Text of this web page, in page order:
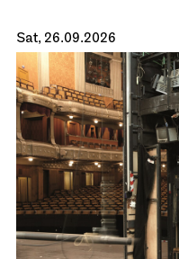
Sat, 26.09.2026